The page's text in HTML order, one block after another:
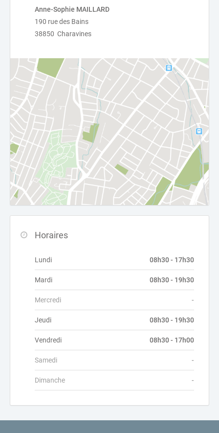
Anne-Sophie MAILLARD
190 rue des Bains
38850 Charavines
Horaires
Lundi 08h30 - 17h30
Mardi 08h30 - 19h30
Mercredi -
Jeudi 08h30 - 19h30
Vendredi 08h30 - 17h00
Samedi -
Dimanche -